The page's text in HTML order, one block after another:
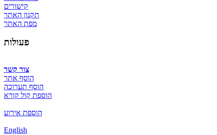
קישורים
תקנון האתר
מפת האתר
פעולות
צור קשר
הוסף אתר
הוסף תערוכה
הוספת קול קורא
הוספת אירוע
English